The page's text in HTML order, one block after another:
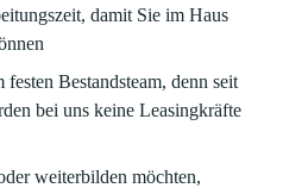
damit Sie im Haus
festen Bestandsteam, denn seit
bei uns keine Leasingkräfte
weiterbilden möchten,